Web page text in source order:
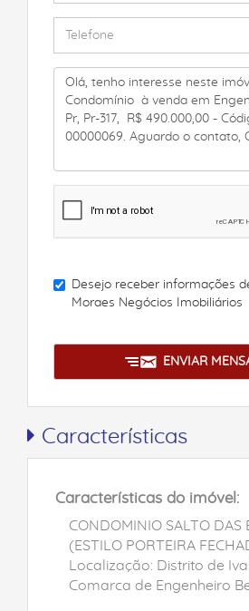
Desejo receber informações
Moraes Negócios Imobiliários
ENVIAR
Características
Características do imóvel:
CONDOMINIO SALTO DAS
(ESTILO PORTEIRA
Localização: Distrito de
Comarca de Engenheiro